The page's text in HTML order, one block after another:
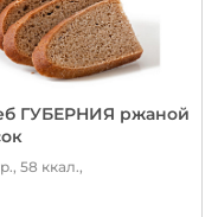
ГУБЕРНИЯ ржаной
58 ккал.,